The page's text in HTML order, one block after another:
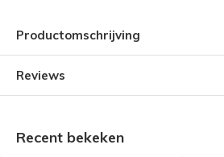
Productomschrijving
Reviews
Recent bekeken